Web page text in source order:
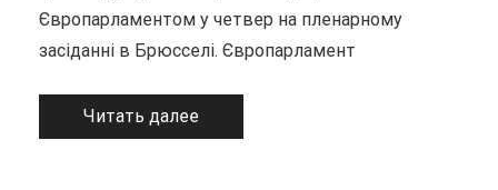
Європарламентом у четвер на пленарному
засіданні в Брюсселі. Європарламент
Читать далее